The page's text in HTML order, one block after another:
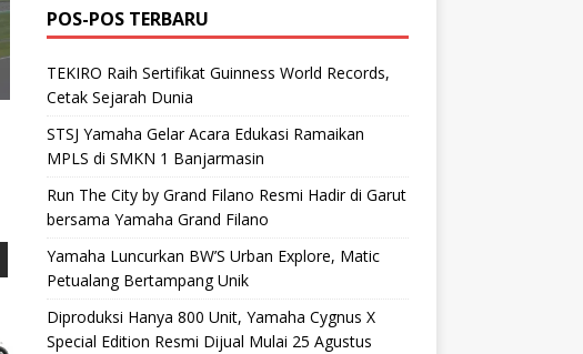
POS-POS TERBARU
TEKIRO Raih Sertifikat Guinness World Records,
Cetak Sejarah Dunia
STSJ Yamaha Gelar Acara Edukasi Ramaikan
MPLS di SMKN 1 Banjarmasin
Run The City by Grand Filano Resmi Hadir di Garut
bersama Yamaha Grand Filano
Yamaha Luncurkan BW’S Urban Explore, Matic
Petualang Bertampang Unik
Diproduksi Hanya 800 Unit, Yamaha Cygnus X
Special Edition Resmi Dijual Mulai 25 Agustus